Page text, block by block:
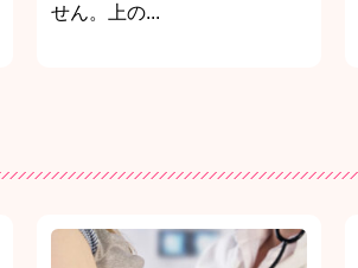
せん。上の...